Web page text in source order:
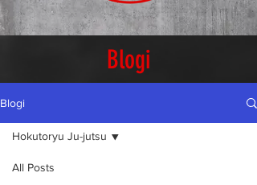
Blogi
Blogi
All Posts
Hokutoryu Ju-jutsu